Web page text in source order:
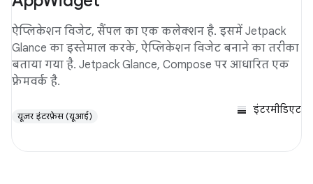
ऐप्लिकेशन विजेट, सैंपल का एक कलेक्शन है. इसमें Jetpack
Glance का इस्तेमाल करके, ऐप्लिकेशन विजेट बनाने का तरीका
बताया गया है. Jetpack Glance, Compose पर आधारित एक
फ़्रेमवर्क है.
यूज़र इंटरफ़ेस (यूआई)
इंटरमीडिएट